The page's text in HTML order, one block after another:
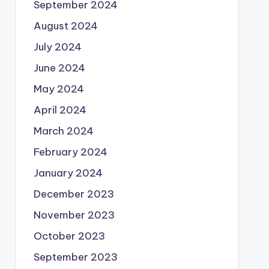
September 2024
August 2024
July 2024
June 2024
May 2024
April 2024
March 2024
February 2024
January 2024
December 2023
November 2023
October 2023
September 2023